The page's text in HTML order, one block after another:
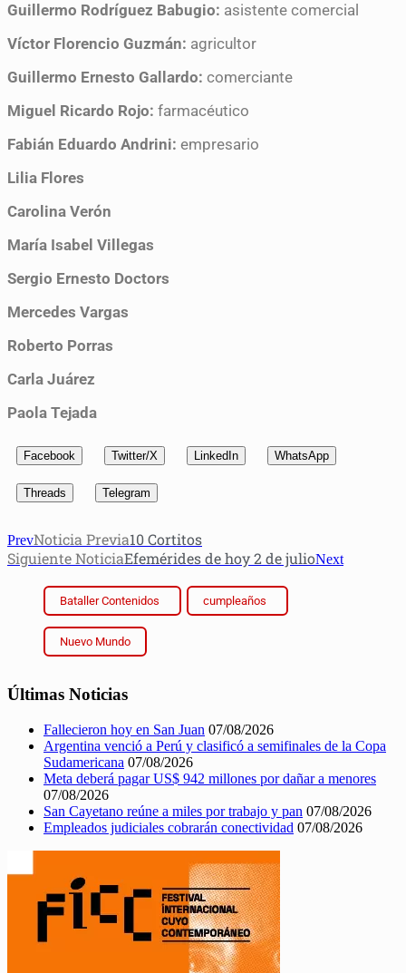
Guillermo Rodríguez Babugio: asistente comercial
Víctor Florencio Guzmán: agricultor
Guillermo Ernesto Gallardo: comerciante
Miguel Ricardo Rojo: farmacéutico
Fabián Eduardo Andrini: empresario
Lilia Flores
Carolina Verón
María Isabel Villegas
Sergio Ernesto Doctors
Mercedes Vargas
Roberto Porras
Carla Juárez
Paola Tejada
Facebook Twitter/X LinkedIn WhatsApp
Threads Telegram
PrevNoticia Previa10 Cortitos
Siguiente NoticiaEfemérides de hoy 2 de julioNext
Bataller Contenidos cumpleaños
Nuevo Mundo
Últimas Noticias
Fallecieron hoy en San Juan 07/08/2026
Argentina venció a Perú y clasificó a semifinales de la Copa
Sudamericana 07/08/2026
Meta deberá pagar US$ 942 millones por dañar a menores
07/08/2026
San Cayetano reúne a miles por trabajo y pan 07/08/2026
Empleados judiciales cobrarán conectividad 07/08/2026